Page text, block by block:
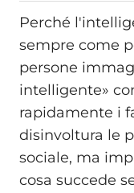
Perché
sempre come
persone
intelligente»
rapidamente i
disinvoltura le
sociale, ma
cosa succede